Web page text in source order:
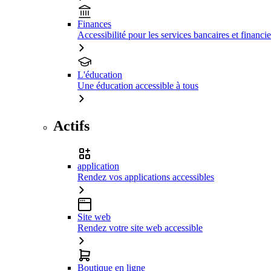
Finances
Accessibilité pour les services bancaires et
L'éducation
Une éducation accessible à tous
Actifs
application
Rendez vos applications accessibles
Site web
Rendez votre site web accessible
Boutique en ligne